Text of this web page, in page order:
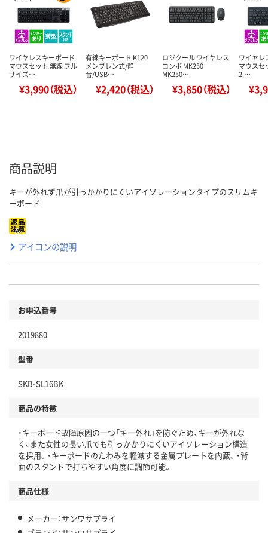
ワイヤレスキーボード
マウスセット 無線 フル
サイズ…
¥3,990（税込）
有線キーボード K120
メンブレン式/静
音/USB…
¥2,420（税込）
ロジクール ワイヤレス
コンボ MK250
MK250…
¥3,850（税込）
ワイヤレ
マウスセ
2.…
商品説明
キーが外れず爪が引っかかりにくいアイソレーションタイプのスリムキ
ーボード
アイコンの説明
お申込番号
2019880
型番
SKB-SL16BK
商品の特徴
・キーボード故障原因の一つ「キー外れ」を防ぐため、キーが外れな
く、また女性の長い爪でも引っかかりにくいアイソレーション構造
を採用。・キーボードのたわみを軽減する金属プレートを内蔵。・背
面のスタンドで打ちやすい角度に調節可能。
商品仕様
メーカー：サンワサプライ